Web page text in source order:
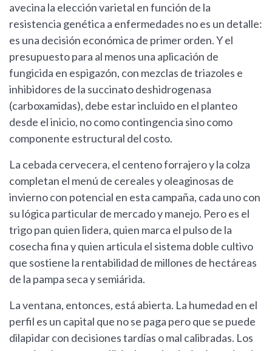
avecina la elección varietal en función de la
resistencia genética a enfermedades no es un detalle:
es una decisión económica de primer orden. Y el
presupuesto para al menos una aplicación de
fungicida en espigazón, con mezclas de triazoles e
inhibidores de la succinato deshidrogenasa
(carboxamidas), debe estar incluido en el planteo
desde el inicio, no como contingencia sino como
componente estructural del costo.
La cebada cervecera, el centeno forrajero y la colza
completan el menú de cereales y oleaginosas de
invierno con potencial en esta campaña, cada uno con
su lógica particular de mercado y manejo. Pero es el
trigo pan quien lidera, quien marca el pulso de la
cosecha fina y quien articula el sistema doble cultivo
que sostiene la rentabilidad de millones de hectáreas
de la pampa seca y semiárida.
La ventana, entonces, está abierta. La humedad en el
perfil es un capital que no se paga pero que se puede
dilapidar con decisiones tardías o mal calibradas. Los